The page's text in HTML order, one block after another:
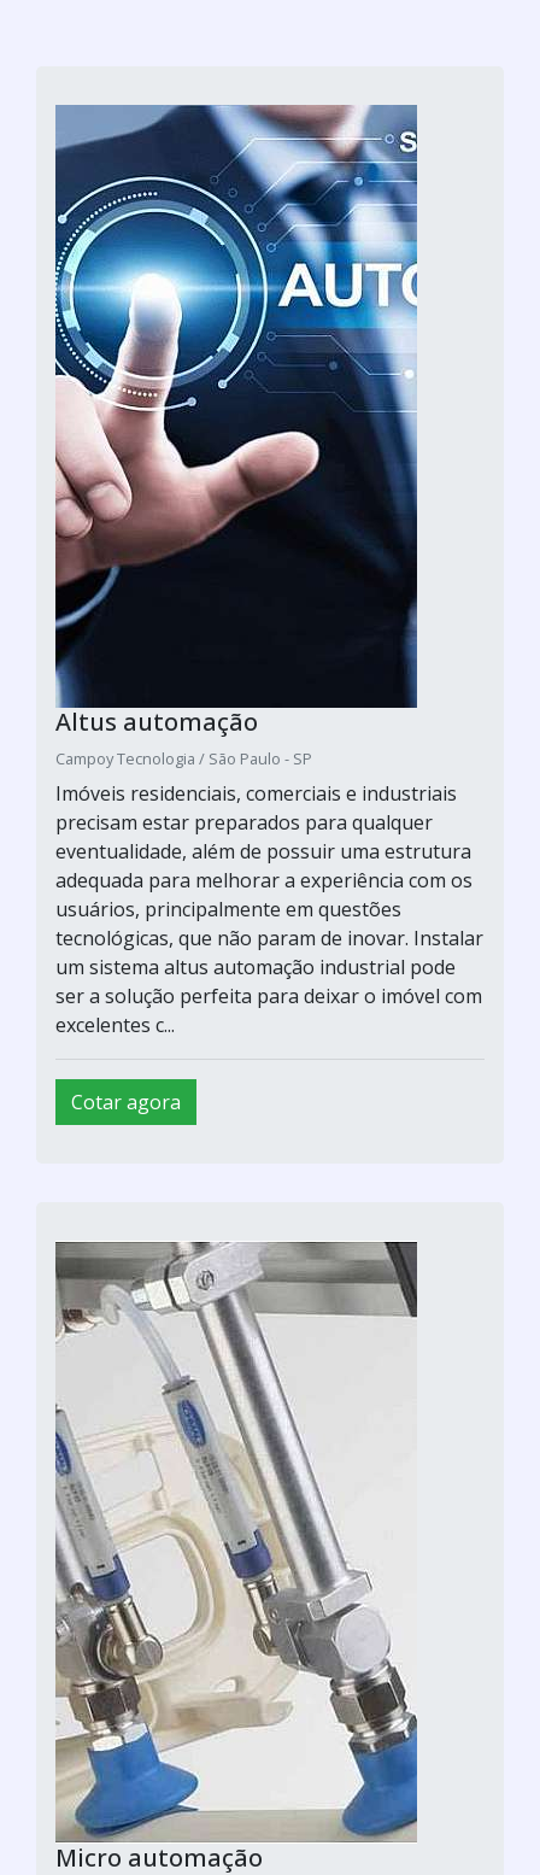
Altus automação
Campoy Tecnologia / São Paulo - SP
Imóveis residenciais, comerciais e industriais
precisam estar preparados para qualquer
eventualidade, além de possuir uma estrutura
adequada para melhorar a experiência com os
usuários, principalmente em questões
tecnológicas, que não param de inovar. Instalar
um sistema altus automação industrial pode
ser a solução perfeita para deixar o imóvel com
excelentes c...
Cotar agora
Micro automação